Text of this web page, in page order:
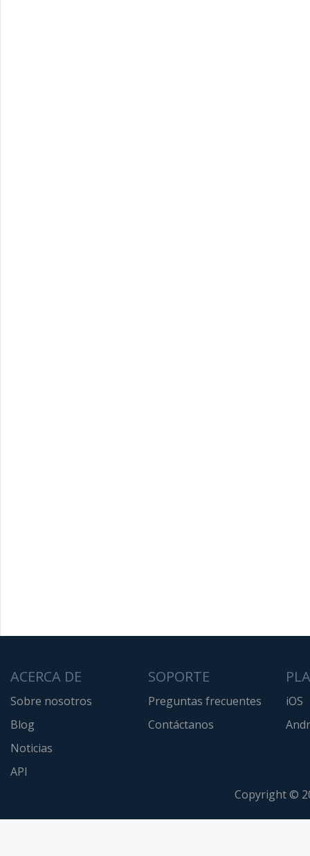
ACERCA DE
Sobre nosotros
Blog
Noticias
API
SOPORTE
Preguntas frecuentes
Contáctanos
iOS
Copyright ©